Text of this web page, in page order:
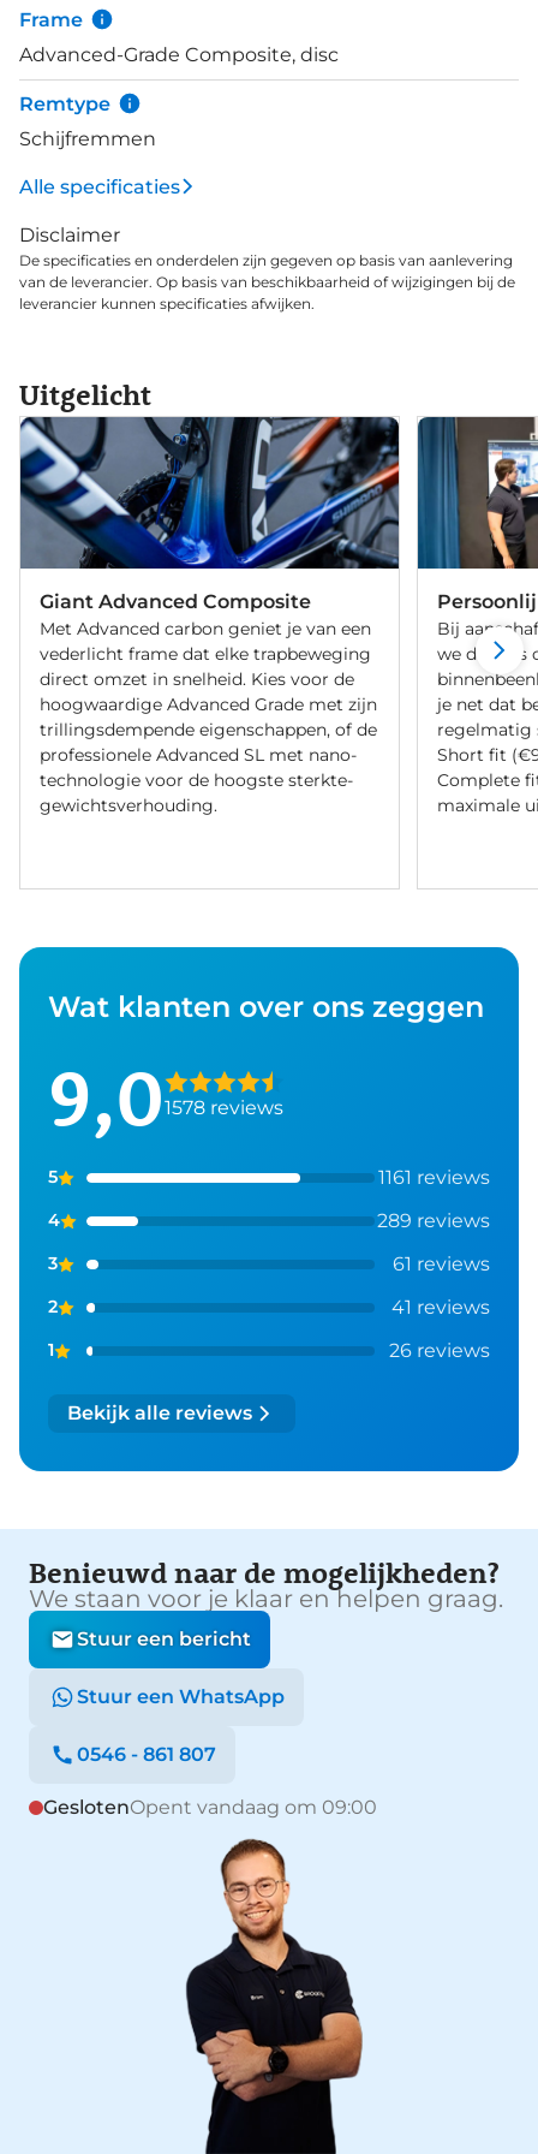
nieuwe steekassen verhogen de stijfheid en
verbeteren de algehele handling, de extra ruimte in
het frame en de vork het mogelijk maakt om met
bredere banden te rijden tot 32 millimeter. Lees
ook onze review blog van de TCR Advanced.
Frame
Advanced-Grade Composite, disc
Remtype
Schijfremmen
Alle specificaties
Disclaimer
De specificaties en onderdelen zijn gegeven op basis van aanlevering
van de leverancier. Op basis van beschikbaarheid of wijzigingen bij de
leverancier kunnen specificaties afwijken.
Uitgelicht
Giant Advanced Composite
Met Advanced carbon geniet je van een
vederlicht frame dat elke trapbeweging
direct omzet in snelheid. Kies voor de
hoogwaardige Advanced Grade met zijn
trillingsdempende eigenschappen, of de
professionele Advanced SL met nano-
technologie voor de hoogste sterkte-
gewichtsverhouding.
Bij
we de fiets
je net dat
regelmatig
Short fit
Complete
maximale
Wat klanten over ons zeggen
9,01578 reviews
5 1161 reviews
4 289 reviews
3 61 reviews
2 41 reviews
1 26 reviews
Bekijk alle reviews
Benieuwd naar de mogelijkheden?
We staan voor je klaar en helpen graag.
Stuur een bericht
Stuur een WhatsApp
0546 - 861 807
GeslotenOpent vandaag om 09:00